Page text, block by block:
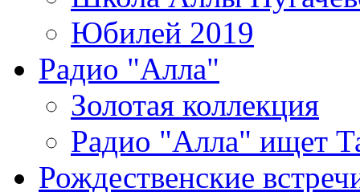
Юбилей 2019
Радио "Алла"
Золотая коллекция
Радио "Алла" ищет
Рождественские